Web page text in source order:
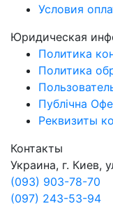
Условия
Юридическая
Политика
Политика
Публічна
Реквизиты
Контакты
Украина, г. Киев,
(093) 903-78-70
(097) 243-53-94